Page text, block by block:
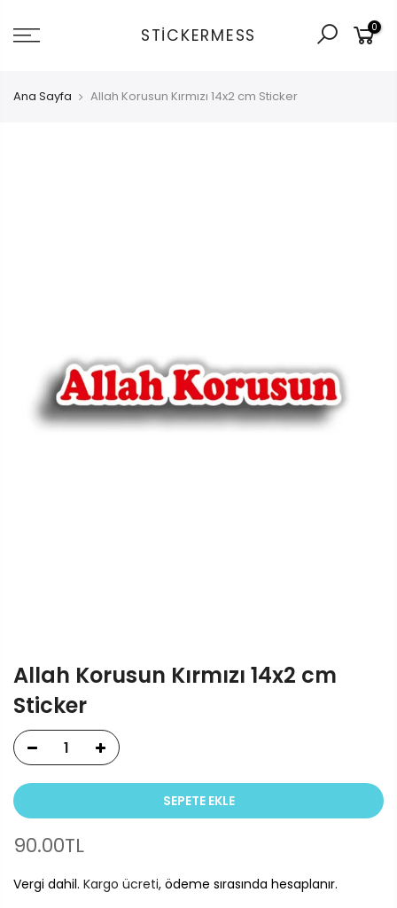
git
STICKERMESS 0
Ana Sayfa Allah Korusun Kırmızı 14x2 cm Sticker
Allah Korusun Kırmızı 14x2 cm
Sticker
SEPETE EKLE
90.00TL
Vergi dahil. Kargo ücreti, ödeme sırasında hesaplanır.